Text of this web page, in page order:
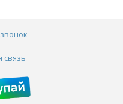
связь